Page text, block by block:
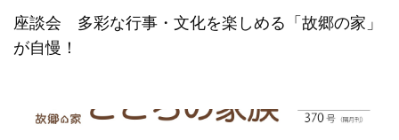
座談会 多彩な行事・文化を楽しめる「故郷の家」
が自慢！